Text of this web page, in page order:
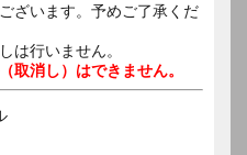
ざいます。予めご了承くだ
は行いません。
取消し）はできません。